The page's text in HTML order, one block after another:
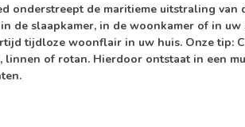
onderstreept de maritieme uitstraling van
de slaapkamer, in de woonkamer of in
tijdloze woonflair in uw huis. Onze tip:
linnen of rotan. Hierdoor ontstaat in een